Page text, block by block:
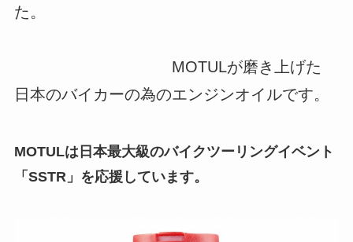
た。
MOTULが磨き上げた
日本のバイカーの為のエンジンオイルです。
MOTULは日本最大級のバイクツーリングイベント
「SSTR」を応援しています。